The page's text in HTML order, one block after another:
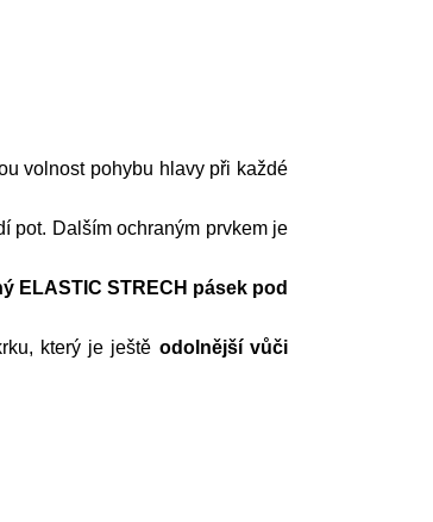
volnost pohybu hlavy při každé
pot. Dalším ochraným prvkem je
ELASTIC STRECH pásek pod
který je ještě odolnější vůči